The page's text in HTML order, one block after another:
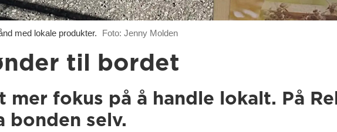
med lokale produkter. Foto: Jenny Molden
til bordet
mer fokus på å handle lokalt. På
bonden selv.